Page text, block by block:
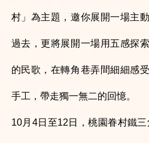
村」為主題，邀你展開一場主
過去，更將展開一場用五感探
的民歌，在轉角巷弄間細細感
手工，帶走獨一無二的回憶。
10月4日至12日，桃園眷村鐵